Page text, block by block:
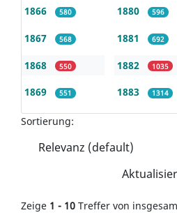
1866 580
1867 568
1868 550
1869 551
1880 596
1881 692
1882 1035
1883 1314
Sortierung:
Zeige 1 - 10 Treffer von